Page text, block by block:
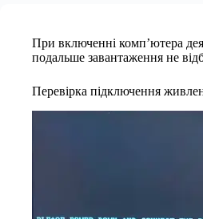
При включенні комп’ютера
подальше завантаження не
Перевірка підключення